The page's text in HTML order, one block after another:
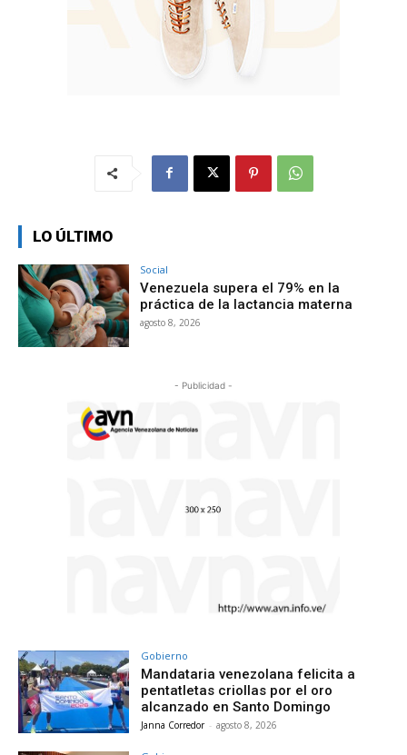
LO ÚLTIMO
Social
Venezuela supera el 79% en la
práctica de la lactancia materna
agosto 8, 2026
- Publicidad -
Gobierno
Mandataria venezolana felicita a
pentatletas criollas por el oro
alcanzado en Santo Domingo
Janna Corredor - agosto 8, 2026